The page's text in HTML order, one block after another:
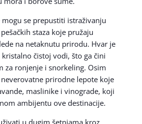
se prepustiti istraživanju
staza koje pružaju
na netaknutu prirodu. Hvar je
čistoj vodi, što ga čini
za ronjenje i snorkeling. Osim
prirodne lepote koje
maslinike i vinograde, koji
ambijentu ove destinacije.